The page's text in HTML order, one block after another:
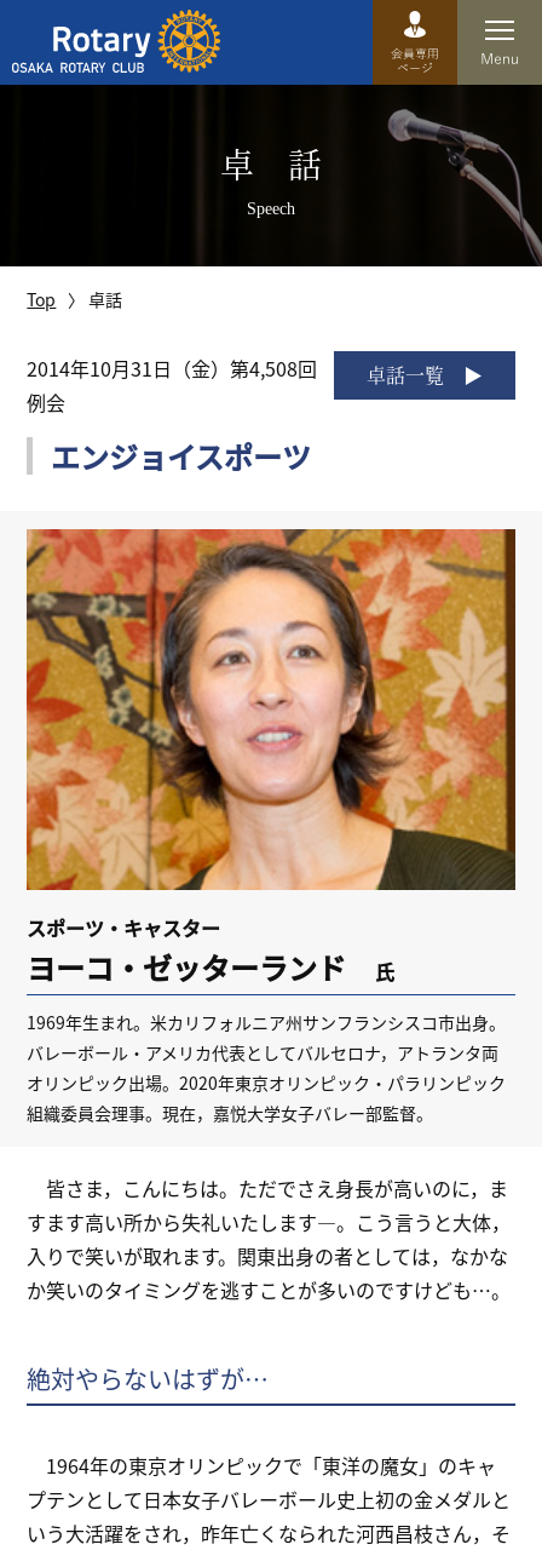
運営方針
歴史
特徴
リンク
会員専用ページ
English
卓 話
Speech
Top 卓話
卓話一覧
2014年10月31日（金）第4,508回
例会
エンジョイスポーツ
スポーツ・キャスター
ヨーコ・ゼッターランド 氏
1969年生まれ。米カリフォルニア州サンフランシスコ市出身。
バレーボール・アメリカ代表としてバルセロナ，アトランタ両
オリンピック出場。2020年東京オリンピック・パラリンピック
組織委員会理事。現在，嘉悦大学女子バレー部監督。
皆さま，こんにちは。ただでさえ身長が高いのに，ま
すます高い所から失礼いたします―。こう言うと大体，
入りで笑いが取れます。関東出身の者としては，なかな
か笑いのタイミングを逃すことが多いのですけども…。
絶対やらないはずが…
1964年の東京オリンピックで「東洋の魔女」のキャ
プテンとして日本女子バレーボール史上初の金メダルと
いう大活躍をされ，昨年亡くなられた河西昌枝さん，そ